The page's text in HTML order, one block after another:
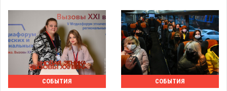
СОБЫТИЯ СОБЫТИЯ